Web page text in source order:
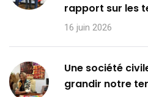
rapport sur les
16 juin 2026
Une société
grandir notre